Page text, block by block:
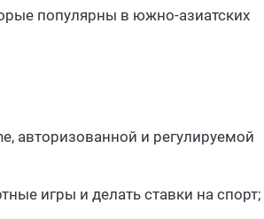
популярны в южно-азиатских
авторизованной и регулируемой
игры и делать ставки на спорт;